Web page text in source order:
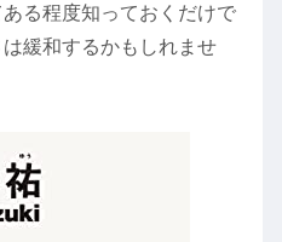
る程度知っておくだけで
緩和するかもしれませ